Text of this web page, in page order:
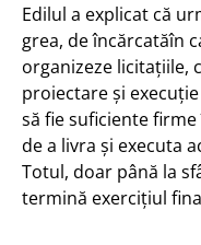
Edilul a explicat că
grea, de încărcatăîn
organizeze licitațiile,
proiectare și
să fie suficiente
de a livra și executa
Totul, doar până la
termină exercițiul